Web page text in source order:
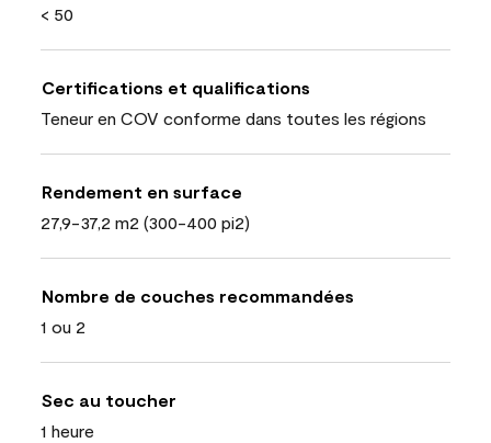
< 50
Certifications et qualifications
Teneur en COV conforme dans toutes les régions
Rendement en surface
27,9-37,2 m2 (300-400 pi2)
Nombre de couches recommandées
1 ou 2
Sec au toucher
1 heure